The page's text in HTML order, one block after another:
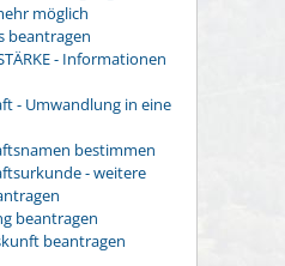
möglich
beantragen
- Informationen
- Umwandlung in eine
bestimmen
- weitere
beantragen
beantragen